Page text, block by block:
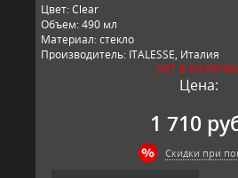
Цвет: Clear
Объем: 490 мл
Материал: стекло
Производитель: ITALESSE, Италия
НЕТ В
Цена:
1 710
Скидки при